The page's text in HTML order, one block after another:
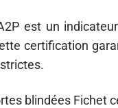
est un
certification
blindées Fichet